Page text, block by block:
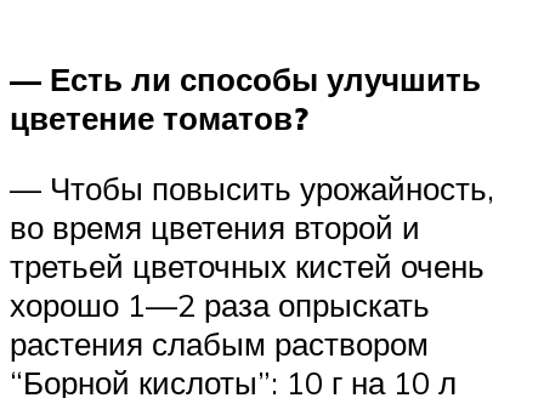
— Есть ли способы улучшить
цветение томатов?
— Чтобы повысить урожайность,
во время цветения второй и
третьей цветочных кистей очень
хорошо 1—2 раза опрыскать
растения слабым раствором
“Борной кислоты”: 10 г на 10 л